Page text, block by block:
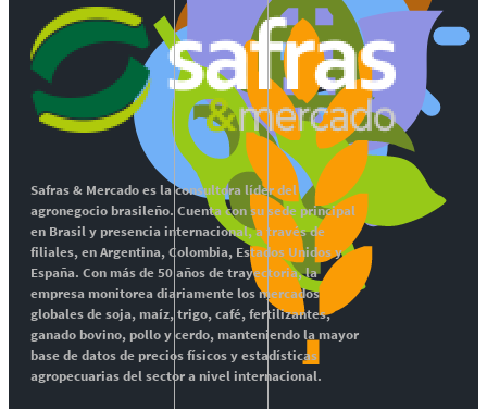
Safras & Mercado es la consultora líder del
agronegocio brasileño. Cuenta con su sede principal
en Brasil y presencia internacional, a través de
filiales, en Argentina, Colombia, Estados Unidos y
España. Con más de 50 años de trayectoria, la
empresa monitorea diariamente los mercados
globales de soja, maíz, trigo, café, fertilizantes,
ganado bovino, pollo y cerdo, manteniendo la mayor
base de datos de precios físicos y estadísticas
agropecuarias del sector a nivel internacional.